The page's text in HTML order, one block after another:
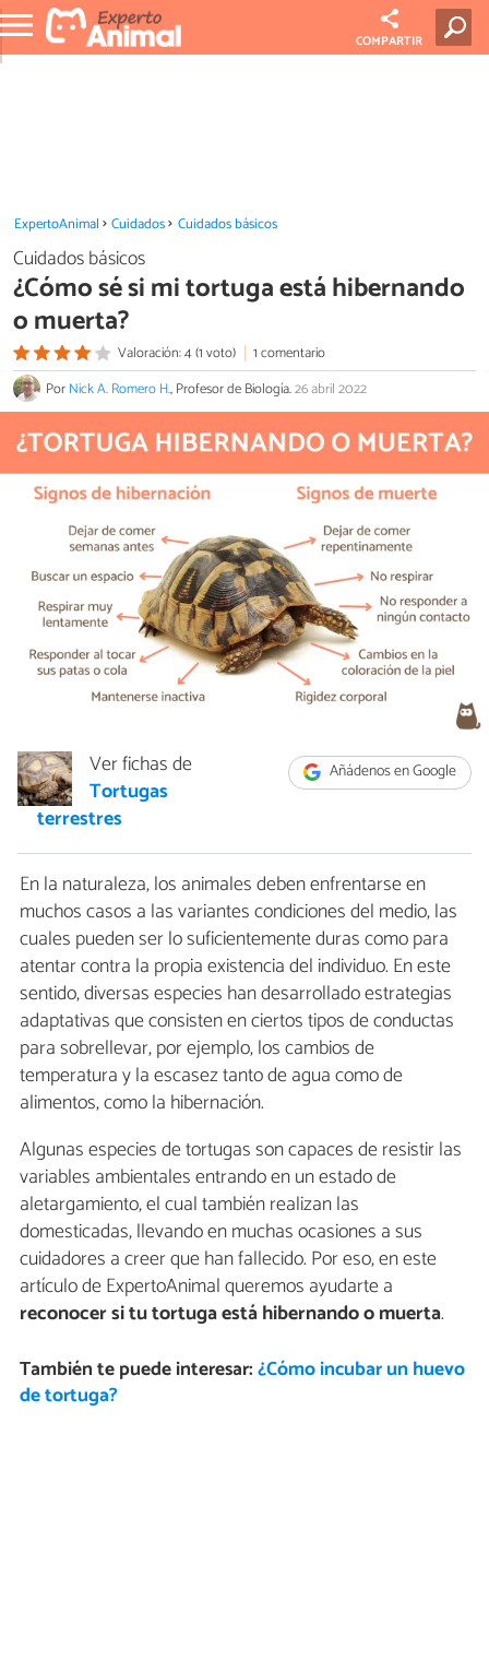
COMPARTIR
ExpertoAnimal Cuidados Cuidados básicos
Cuidados básicos
¿Cómo sé si mi tortuga está hibernando
o muerta?
Valoración: 4 (1 voto)
1 comentario
PorNick A. Romero H., Profesor de Biología.26 abril 2022
Añádenos en Google
Ver fichas de
Tortugas
terrestres
En la naturaleza, los animales deben enfrentarse en
muchos casos a las variantes condiciones del medio, las
cuales pueden ser lo suficientemente duras como para
atentar contra la propia existencia del individuo. En este
sentido, diversas especies han desarrollado estrategias
adaptativas que consisten en ciertos tipos de conductas
para sobrellevar, por ejemplo, los cambios de
temperatura y la escasez tanto de agua como de
alimentos, como la hibernación.
Algunas especies de tortugas son capaces de resistir las
variables ambientales entrando en un estado de
aletargamiento, el cual también realizan las
domesticadas, llevando en muchas ocasiones a sus
cuidadores a creer que han fallecido. Por eso, en este
artículo de ExpertoAnimal queremos ayudarte a
reconocer si tu tortuga está hibernando o muerta.
También te puede interesar:¿Cómo incubar un huevo
de tortuga?